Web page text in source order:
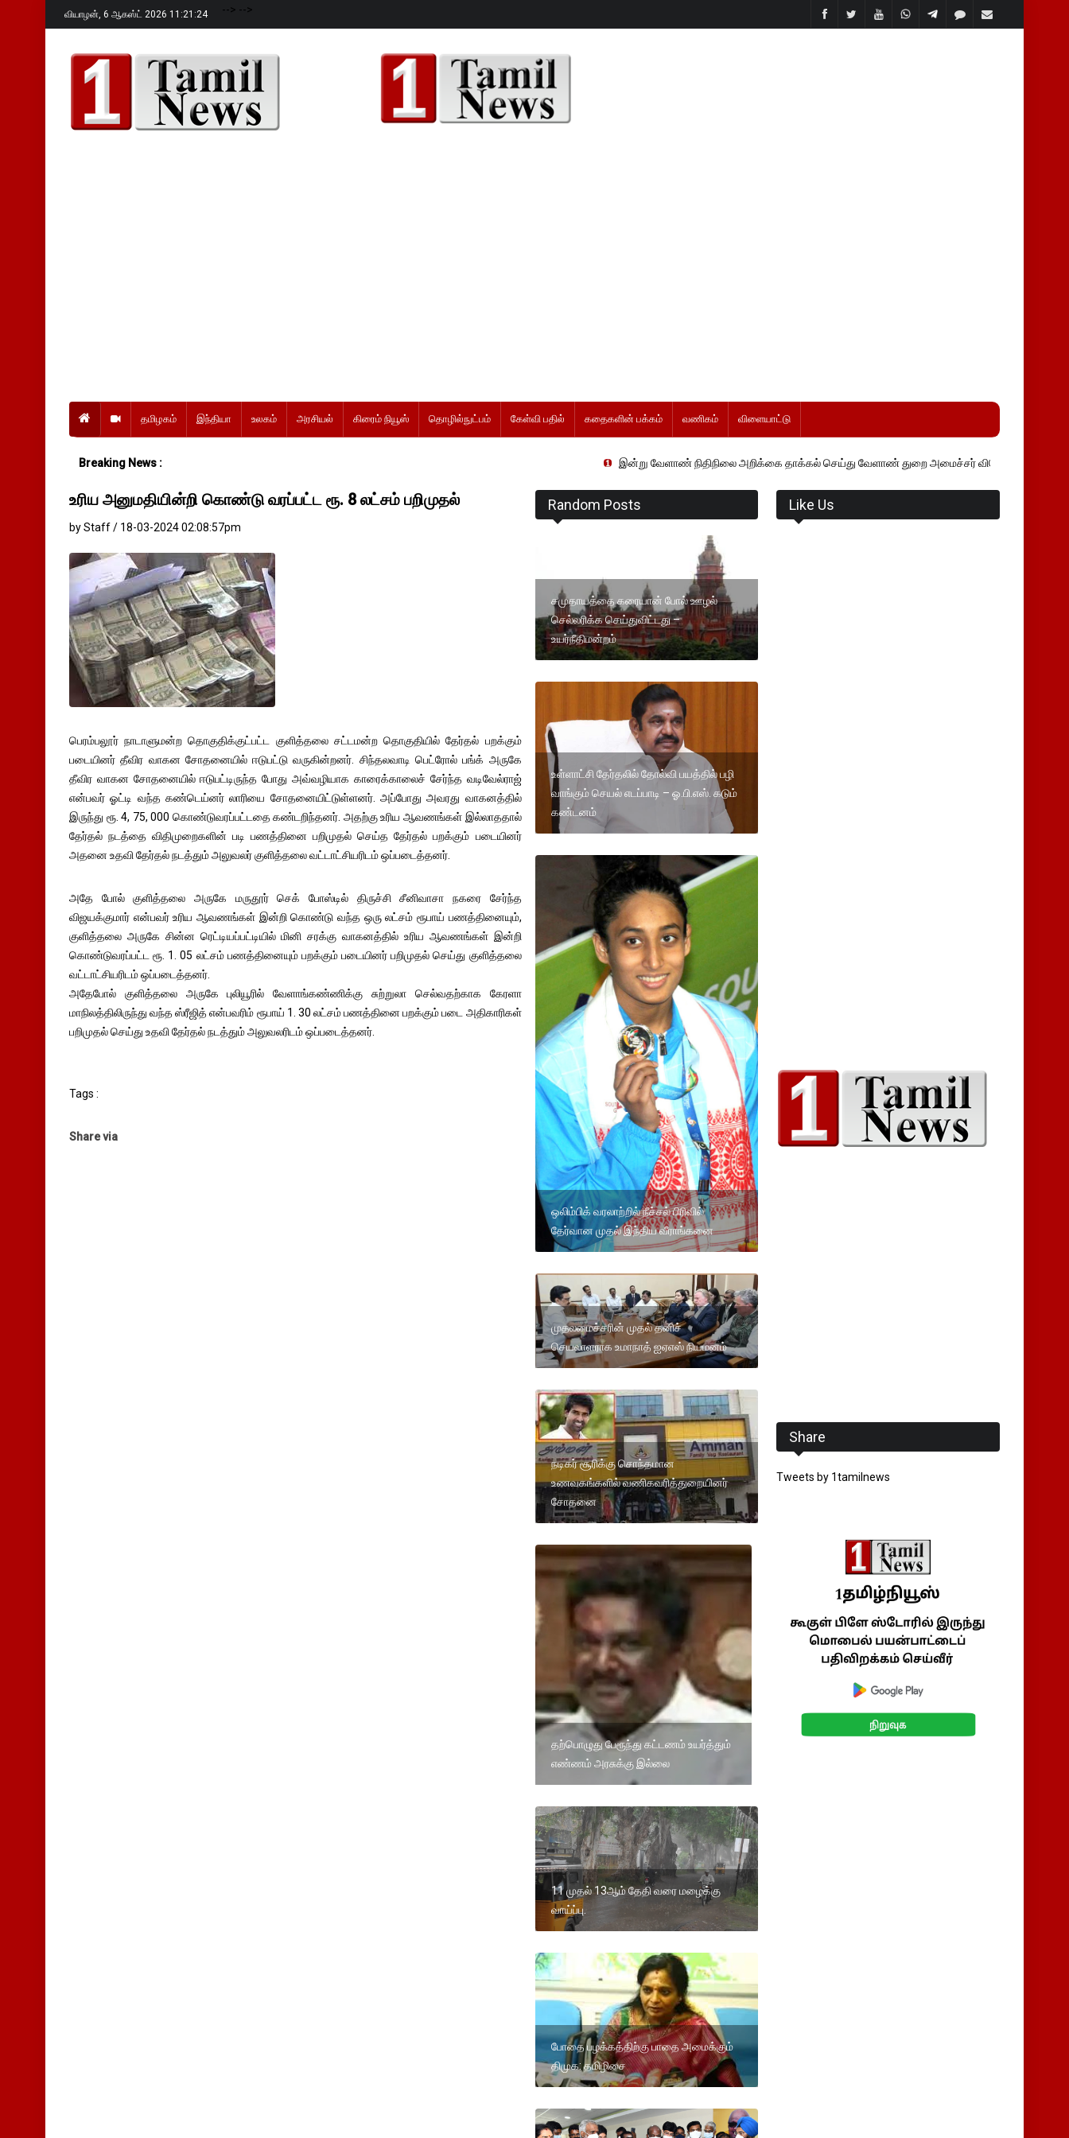
வியாழன், 6 ஆகஸ்ட் 2026 11:21:25 --> -->
தமிழகம் இந்தியா உலகம் அரசியல் கிரைம் நியூஸ் தொழில்நுட்பம் கேள்வி பதில் கதைகளின் பக்கம் வணிகம் விளையாட்டு
Breaking News : இன்று வேளாண் நிதிநிலை அறிக்கை தாக்கல் செய்து வேளாண் துறை அமைச்சர் வினோத் வாசித்து வருகிறார். �.
உரிய அனுமதியின்றி கொண்டு வரப்பட்ட ரூ. 8 லட்சம் பறிமுதல்
by Staff / 18-03-2024 02:08:57pm
பெரம்பலூர் நாடாளுமன்ற தொகுதிக்குட்பட்ட குளித்தலை சட்டமன்ற தொகுதியில் தேர்தல் பறக்கும்
படையினர் தீவிர வாகன சோதனையில் ஈடுபட்டு வருகின்றனர். சிந்தலவாடி பெட்ரோல் பங்க் அருகே
தீவிர வாகன சோதனையில் ஈடுபட்டிருந்த போது அவ்வழியாக காரைக்காலைச் சேர்ந்த வடிவேல்ராஜ்
என்பவர் ஓட்டி வந்த கண்டெய்னர் லாரியை சோதனையிட்டுள்ளனர். அப்போது அவரது வாகனத்தில்
இருந்து ரூ. 4, 75, 000 கொண்டுவரப்பட்டதை கண்டறிந்தனர். அதற்கு உரிய ஆவணங்கள் இல்லாததால்
தேர்தல் நடத்தை விதிமுறைகளின் படி பணத்தினை பறிமுதல் செய்த தேர்தல் பறக்கும் படையினர்
அதனை உதவி தேர்தல் நடத்தும் அலுவலர் குளித்தலை வட்டாட்சியரிடம் ஒப்படைத்தனர்.
அதே போல் குளித்தலை அருகே மருதூர் செக் போஸ்டில் திருச்சி சீனிவாசா நகரை சேர்ந்த
விஜயக்குமார் என்பவர் உரிய ஆவணங்கள் இன்றி கொண்டு வந்த ஒரு லட்சம் ரூபாய் பணத்தினையும்,
குளித்தலை அருகே சின்ன ரெட்டியப்பட்டியில் மினி சரக்கு வாகனத்தில் உரிய ஆவணங்கள் இன்றி
கொண்டுவரப்பட்ட ரூ. 1. 05 லட்சம் பணத்தினையும் பறக்கும் படையினர் பறிமுதல் செய்து குளித்தலை
வட்டாட்சியரிடம் ஒப்படைத்தனர்.
அதேபோல் குளித்தலை அருகே புலியூரில் வேளாங்கண்ணிக்கு சுற்றுலா செல்வதற்காக கேரளா
மாநிலத்திலிருந்து வந்த ஸ்ரீஜித் என்பவரிம் ரூபாய் 1. 30 லட்சம் பணத்தினை பறக்கும் படை அதிகாரிகள்
பறிமுதல் செய்து உதவி தேர்தல் நடத்தும் அலுவலரிடம் ஒப்படைத்தனர்.
Tags :
Share via
Random Posts
சமுதாயத்தை கரையான் போல் ஊழல்
செல்லரிக்க செய்துவிட்டது –
உயர்நீதிமன்றம்
உள்ளாட்சி தேர்தலில் தோல்வி பயத்தில் பழி
வாங்கும் செயல் எடப்பாடி – ஓ.பி.எஸ். கடும்
கண்டனம்
ஒலிம்பிக் வரலாற்றில் நீச்சல் பிரிவில்
தேர்வான முதல் இந்திய வீராங்கனை
முதலமைச்சரின் முதல் தனிச்
செயலாளராக உமாநாத் ஐஏஎஸ் நியமனம்
நடிகர் சூரிக்கு சொந்தமான
உணவகங்களில் வணிகவரித்துறையினர்
சோதனை
தற்பொழுது பேரூந்து கட்டணம் உயர்த்தும்
எண்ணம் அரசுக்கு இல்லை
11 முதல் 13ஆம் தேதி வரை மழைக்கு
வாய்ப்பு.
போதை பழக்கத்திற்கு பாதை அமைக்கும்
திமுக: தமிழிசை
Like Us
Share
Tweets by 1tamilnews